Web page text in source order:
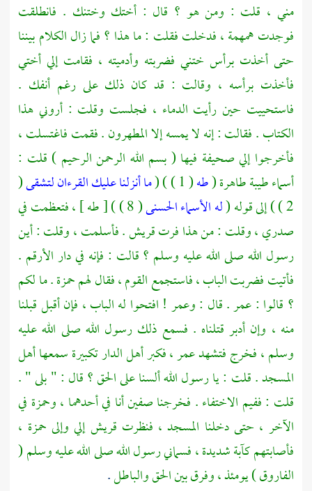
مني ، قلت : ومن هو ؟ قال : أختك وختنك . فانطلقت
فوجدت همهمة ، فدخلت فقلت : ما هذا ؟ فما زال الكلام بيننا
حتى أخذت برأس ختني فضربته وأدميته ، فقامت إلي أختي
فأخذت برأسه ، وقالت : قد كان ذلك على رغم أنفك .
فاستحييت حين رأيت الدماء ، فجلست وقلت : أروني هذا
الكتاب . فقالت : إنه لا يمسه إلا المطهرون . فقمت فاغتسلت ،
فأخرجوا إلي صحيفة فيها ( بسم الله الرحمن الرحيم ) قلت :
أسماء طيبة طاهرة (طه( 1 ) ) ( ما أنزلنا عليك القرءان لتشقى(
2 ) ) إلى قوله (
له الأسماء الحسنى
( 8 ) ) [ طه ] ، فتعظمت في
صدري ، وقلت : من هذا فرت قريش . فأسلمت ، وقلت : أين
رسول الله صلى الله عليه وسلم ؟ قالت : فإنه في دار الأرقم .
فأتيت فضربت الباب ، فاستجمع القوم ، فقال لهمحمزة. ما لكم
؟ قالوا :عمر. قال :وعمر ! افتحوا له الباب ، فإن أقبل قبلنا
منه ، وإن أدبر قتلناه . فسمع ذلك رسول الله صلى الله عليه
وسلم ، فخرج فتشهدعمر ،فكبر أهل الدار تكبيرة سمعها أهل
المسجد . قلت : يا رسول الله ألسنا على الحق ؟ قال : " بلى " .
قلت : ففيم الاختفاء . فخرجنا صفين أنا في أحدهما ،وحمزة في
الآخر ، حتى دخلنا المسجد ، فنظرت قريشإلي وإلى حمزة ،
فأصابتهم كآبة شديدة ، فسماني رسول الله صلى الله عليه وسلم (
الفاروق) يومئذ ، وفرق بين الحق والباطل.